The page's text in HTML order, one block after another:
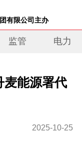
团有限公司主办
监管 电力
麦能源署代
2025-10-25